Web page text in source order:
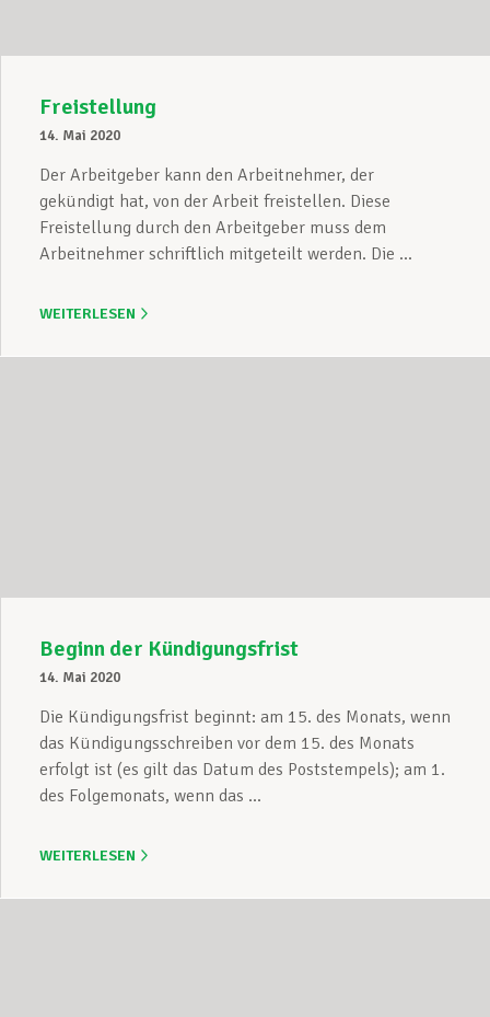
Mitglied werden
Aktuell
Freistellung
14. Mai 2020
Der Arbeitgeber kann den Arbeitnehmer, der
gekündigt hat, von der Arbeit freistellen. Diese
Freistellung durch den Arbeitgeber muss dem
Arbeitnehmer schriftlich mitgeteilt werden. Die ...
WEITERLESEN
Beginn der Kündigungsfrist
14. Mai 2020
Die Kündigungsfrist beginnt: am 15. des Monats, wenn
das Kündigungsschreiben vor dem 15. des Monats
erfolgt ist (es gilt das Datum des Poststempels); am 1.
des Folgemonats, wenn das ...
WEITERLESEN